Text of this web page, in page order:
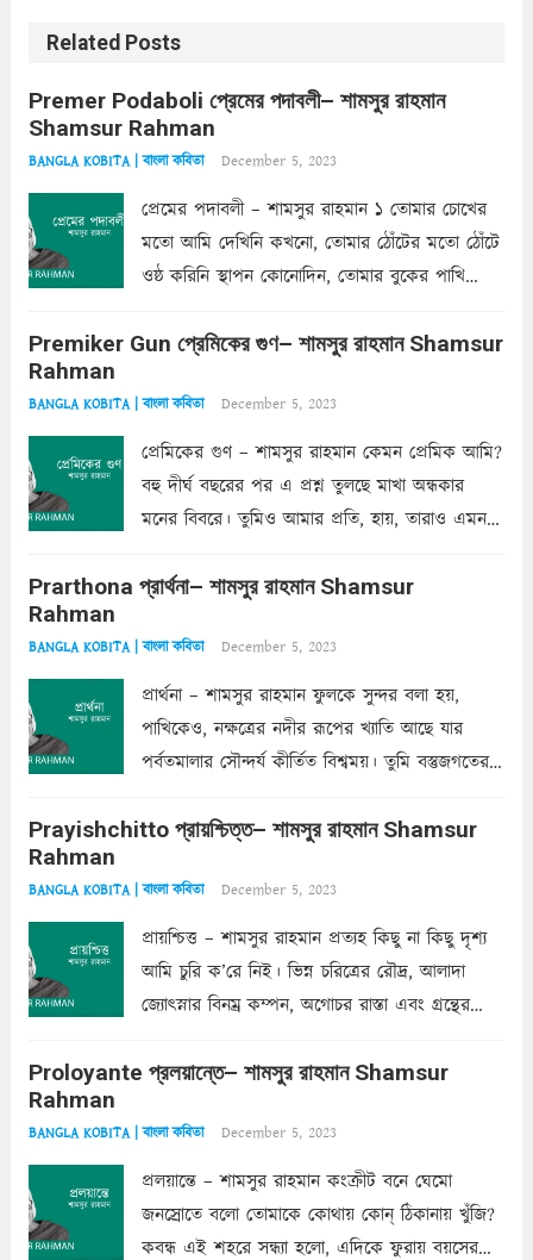
Related Posts
Premer Podaboli প্রেমের পদাবলী– শামসুর রাহমান
Shamsur Rahman
BANGLA KOBITA | বাংলা কবিতা December 5, 2023
প্রেমের পদাবলী – শামসুর রাহমান ১ তোমার চোখের
মতো আমি দেখিনি কখনো, তোমার ঠোঁটের মতো ঠোঁটে
ওষ্ঠ করিনি স্থাপন কোনোদিন, তোমার বুকের পাখি
কোথাও কি এরকম ছায়া দেয় ক্লান্তির প্রহরে? মুছে
Premiker Gun প্রেমিকের গুণ– শামসুর রাহমান Shamsur
Rahman
BANGLA KOBITA | বাংলা কবিতা December 5, 2023
প্রেমিকের গুণ – শামসুর রাহমান কেমন প্রেমিক আমি?
বহু দীর্ঘ বছরের পর এ প্রশ্ন তুলছে মাখা অন্ধকার
মনের বিবরে। তুমিও আমার প্রতি, হায়, তারাও এমন
একান্ত জরুরি- নইলে একটি দেয়াল নিমেষেই ভীষণ
Prarthona প্রার্থনা– শামসুর রাহমান Shamsur
Rahman
BANGLA KOBITA | বাংলা কবিতা December 5, 2023
প্রার্থনা – শামসুর রাহমান ফুলকে সুন্দর বলা হয়,
পাখিকেও, নক্ষত্রের নদীর রূপের খ্যাতি আছে যার
পর্বতমালার সৌন্দর্য কীর্তিত বিশ্বময়। তুমি বস্তুজগতের
তার সুষমায় পার্থক্য অনেক। তোমাকে সুন্দরী বলা চলে,
Prayishchitto প্রায়শ্চিত্ত– শামসুর রাহমান Shamsur
Rahman
BANGLA KOBITA | বাংলা কবিতা December 5, 2023
প্রায়শ্চিত্ত – শামসুর রাহমান প্রত্যহ কিছু না কিছু দৃশ্য
আমি চুরি ক’রে নিই। ভিন্ন চরিত্রের রৌদ্র, আলাদা
জ্যোৎস্নার বিনম্র কম্পন, অগোচর রাস্তা এবং গ্রন্থের
ছায়াচ্ছন্ন মোহন মিথুন মূর্তি, লোপামুদ্রা ভীষণ বিব্রত
Proloyante প্রলয়ান্তে– শামসুর রাহমান Shamsur
Rahman
BANGLA KOBITA | বাংলা কবিতা December 5, 2023
প্রলয়ান্তে – শামসুর রাহমান কংক্রীট বনে ঘেমো
জনস্রোতে বলো তোমাকে কোথায় কোন্‌ ঠিকানায় খুঁজি?
কবন্ধ এই শহরে সন্ধ্যা হলো, এদিকে ফুরায় বয়সের